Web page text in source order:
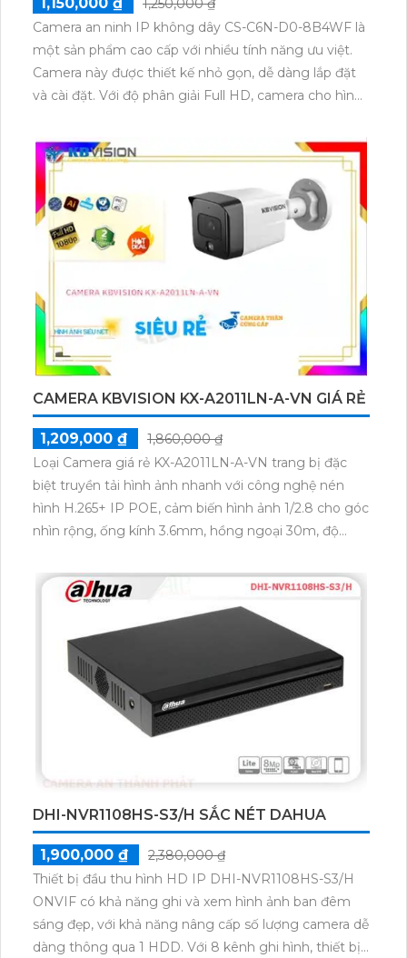
1,250,000 ₫
Camera an ninh IP không dây CS-C6N-D0-8B4WF là
một sản phẩm cao cấp với nhiều tính năng ưu việt.
Camera này được thiết kế nhỏ gọn, dễ dàng lắp đặt
và cài đặt. Với độ phân giải Full HD, camera cho hình
hình ảnh chân thực. Camera IP không dây này cũng
hỗ trợ kết nối Wi-Fi, giúp người dùng dễ dàng kiểm
soát và xem trực tiếp hình ảnh từ xa thông qua điện
thoại di động hoặc máy tính. Ngoài ra, tính năng
cảnh báo chuyển động, hỗ trợ thẻ nhớ lên đến
128GB giúp ghi lại các sự kiện quan trọng. Sản phẩm
văn phòng, cửa hàng và các khu vực khác.
CAMERA KBVISION KX-A2011LN-A-VN GIÁ RẺ
1,209,000 ₫
1,860,000 ₫
Loại Camera giá rẻ KX-A2011LN-A-VN trang bị đặc
biệt truyền tải hình ảnh nhanh với công nghệ nén
hình H.265+ IP POE, cảm biến hình ảnh 1/2.8 cho góc
nhìn rộng, ống kính 3.6mm, hồng ngoại 30m, độ
DHI-NVR1108HS-S3/H SẮC NÉT DAHUA
1,900,000 ₫
2,380,000 ₫
Thiết bị đầu thu hình HD IP DHI-NVR1108HS-S3/H
ONVIF có khả năng ghi và xem hình ảnh ban đêm
sáng đẹp, với khả năng nâng cấp số lượng camera dễ
dàng thông qua 1 HDD. Với 8 kênh ghi hình, thiết bị